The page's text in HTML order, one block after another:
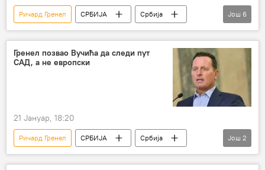
Ричард Гренел СРБИЈА
Србија
Србија – политика
САД
Европска унија (ЕУ)
Милош Шолаја
Још 6
Гренел позвао Вучића да следи пут
САД, а не европски
21 Јануар, 18:20
Ричард Гренел СРБИЈА
Србија
Србија – политика
Александар Вучић
Још 2